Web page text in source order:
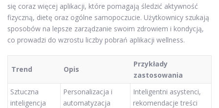
się coraz więcej aplikacji, które pomagają śledzić aktywność
fizyczną, dietę oraz ogólne samopoczucie. Użytkownicy szukają
sposobów na lepsze zarządzanie swoim zdrowiem i kondycją,
co prowadzi do wzrostu liczby pobrań aplikacji wellness.
Trend Opis
Przykłady
zastosowania
Sztuczna
inteligencja
Personalizacja i
automatyzacja
Inteligentni asystenci,
rekomendacje treści